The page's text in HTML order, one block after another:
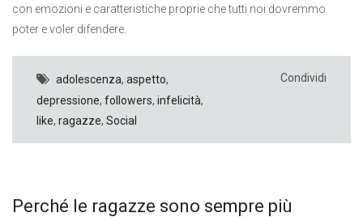
con emozioni e caratteristiche proprie che tutti noi dovremmo
poter e voler difendere.
adolescenza, aspetto,
depressione, followers, infelicità,
like, ragazze, Social
Condividi
Perché le ragazze sono sempre più